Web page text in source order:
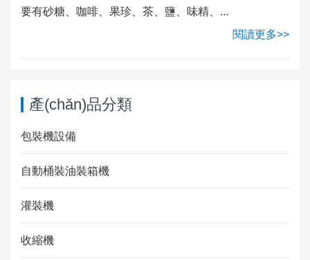
要有砂糖、咖啡、果珍、茶、鹽、味精、...
閱讀更多>>
產(chǎn)品分類
包裝機設備
自動桶裝油裝箱機
灌裝機
收縮機